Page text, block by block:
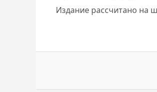
Издание рассчитано на